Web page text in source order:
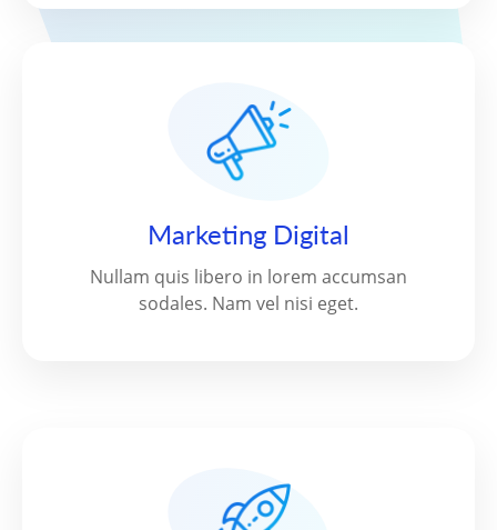
Marketing Digital
Nullam quis libero in lorem accumsan
sodales. Nam vel nisi eget.